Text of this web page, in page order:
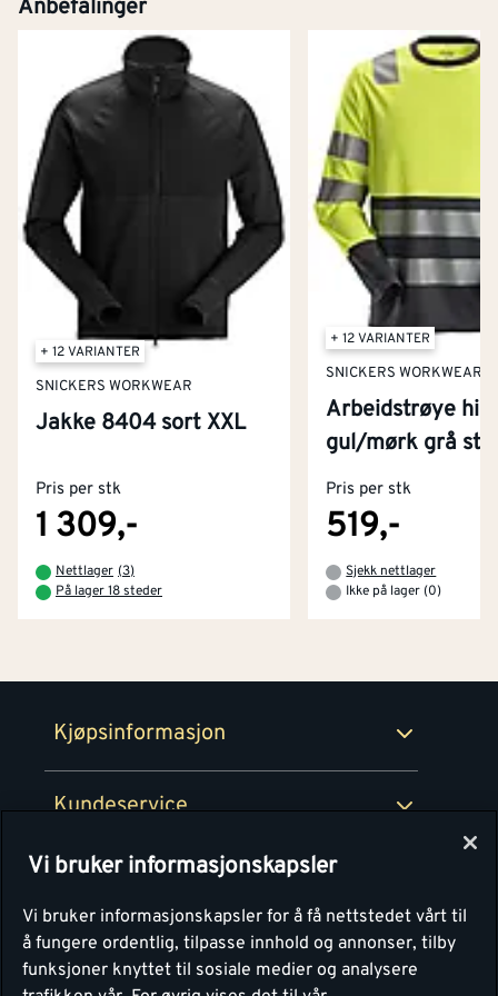
Anbefalinger
+ 12 VARIANTER
SNICKERS WORKWEAR
Jakke 8404 sort XXL
Pris per stk
1 309,-
Nettlager (3)
På lager 18 steder
+ 12 VARIANTER
SNICKERS WORKWEAR
Arbeidstrøye
gul/mørk grå str
Pris per stk
519,-
Sjekk nettlager
Ikke på lager (0)
Kjøpsinformasjon
Kjøpsbetingelser
Retur- og angrerettsskjema
Kundeservice
Tjenester
Montér Klubb
Montér
Byggevarehus og åpningstider
Prismatch
Personvern
Vi bruker informasjonskapsler
Vi bruker informasjonskapsler for å få nettstedet vårt til
å fungere ordentlig, tilpasse innhold og annonser, tilby
funksjoner knyttet til sosiale medier og analysere